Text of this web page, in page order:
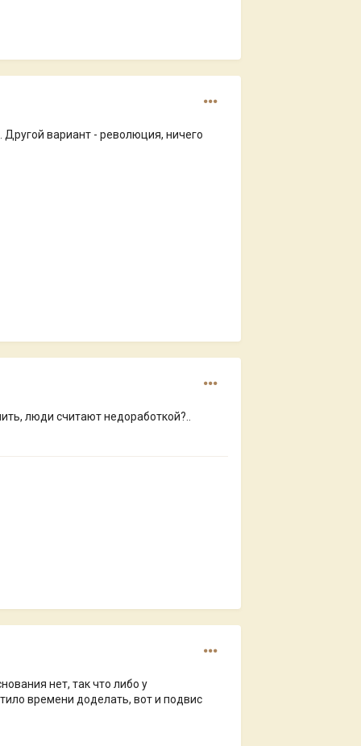
Другой вариант - революция, ничего
люди считают недоработкой?..
нет, так что либо у
времени доделать, вот и подвис